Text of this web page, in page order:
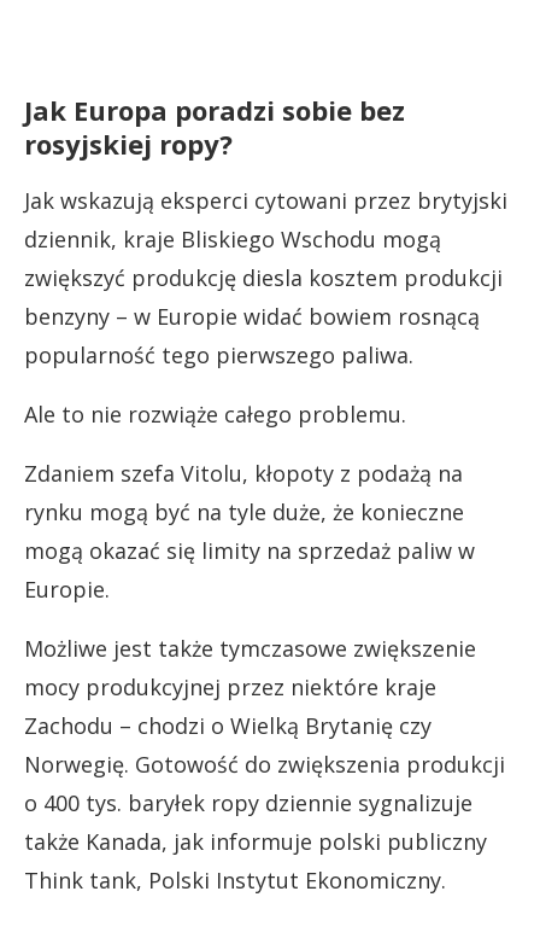
Jak Europa poradzi sobie bez
rosyjskiej ropy?
Jak wskazują eksperci cytowani przez brytyjski
dziennik, kraje Bliskiego Wschodu mogą
zwiększyć produkcję diesla kosztem produkcji
benzyny – w Europie widać bowiem rosnącą
popularność tego pierwszego paliwa.
Ale to nie rozwiąże całego problemu.
Zdaniem szefa Vitolu, kłopoty z podażą na
rynku mogą być na tyle duże, że konieczne
mogą okazać się limity na sprzedaż paliw w
Europie.
Możliwe jest także tymczasowe zwiększenie
mocy produkcyjnej przez niektóre kraje
Zachodu – chodzi o Wielką Brytanię czy
Norwegię. Gotowość do zwiększenia produkcji
o 400 tys. baryłek ropy dziennie sygnalizuje
także Kanada, jak informuje polski publiczny
Think tank, Polski Instytut Ekonomiczny.